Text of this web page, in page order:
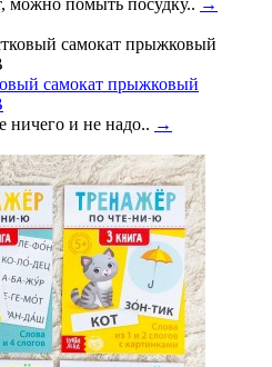
самокат прыжковый
ничего и не надо.. →